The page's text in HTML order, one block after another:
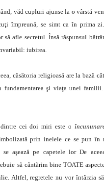
văd cupluri ajunse la o vârstă
împreună, se simt ca în prima
să afle secretul. Însă răspunsul
iubirea.
căsătoria religioasă are la bază
fundamentarea şi viaţa unei
dintre cei doi miri este o
prin inelele ce se pun
aşează pe capetele lor De
să cântărim bine TOATE
Altfel, regretele nu vor întârzia să